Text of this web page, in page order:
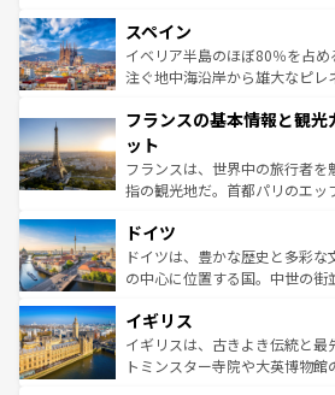
ろん、トスカーナの美しい田園
景など、自然景観も見逃せない
ピザやパスタなど、絶品のイタ
ませてくれるイタリアで、忘れ
なお、新着のイタリア情報は
しい。
スペイン
イベリア半島のほぼ80％を占
注ぐ地中海沿岸から雄大なピレ
文化が根付くこの国では、情熱
れる闘牛、そして美味しいタパ
る。首都マドリードの洗練され
アートに溢れた街角から、地方
せる。地方によって風土や気候
性で訪れ
ンテンツ一覧を参照してほしい
フランスの基本情報と観
ット
フランスは、世界中の旅行者
指の観光地だ。首都パリのエッ
で、幅広い魅力が詰まっている
聖堂、美しいビーチ、そして
から魅了する。また、フランス
いる。シャンパンの発祥地であ
香り高いラベンダー畑など、多
らに、パリ以外の地域にも魅力
ドイツ
ドイツは、豊かな歴史と多彩
の中心に位置する国。中世の街
顔を持つこの国は、どこを歩い
ルリンの文化的活気、バイエル
してライン川沿いのワイン畑と
イギリス
イギリスは、古きよき伝統と最
トミンスター寺院や大英博物館